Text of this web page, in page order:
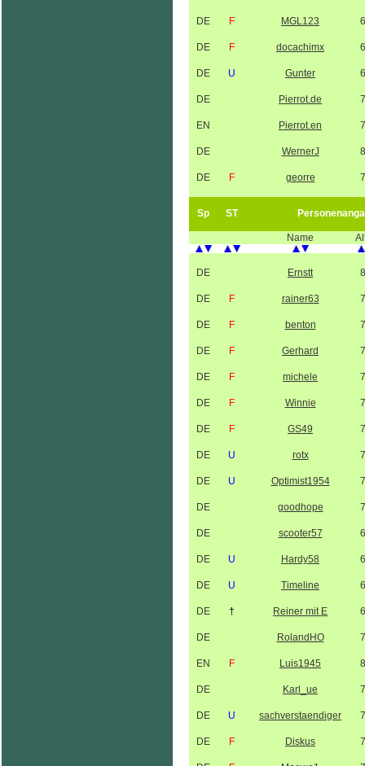
DE F MGL123
DE F docachimx
DE U Gunter
DE Pierrot.de
EN Pierrot.en
DE WernerJ
DE F georre
Sp ST
Name
DE Ernstt
DE F rainer63
DE F benton
DE F Gerhard
DE F michele
DE F Winnie
DE F GS49
DE U rotx
DE U Optimist1954
DE goodhope
DE scooter57
DE U Hardy58
DE U Timeline
DE † Reiner mit E
DE RolandHO
EN F Luis1945
DE Karl_ue
DE U sachverstaendiger
DE F Diskus